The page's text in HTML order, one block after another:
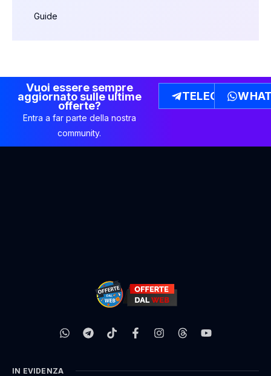
Guide
Vuoi essere sempre
aggiornato sulle ultime
offerte?
Entra a far parte della nostra
community.
TELEGRAM
IN EVIDENZA